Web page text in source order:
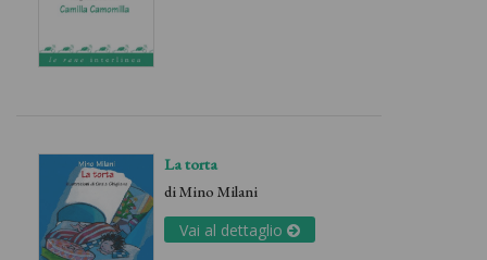
La torta
diMino Milani
Vai al dettaglio